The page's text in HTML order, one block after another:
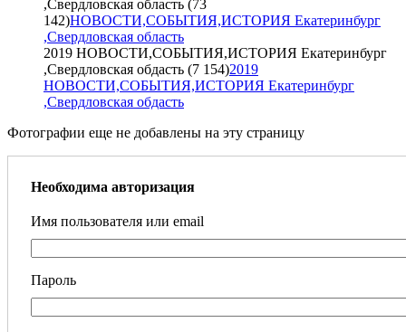
,Свердловская область (73
142)НОВОСТИ,СОБЫТИЯ,ИСТОРИЯ Екатеринбург
,Свердловская область
2019 НОВОСТИ,СОБЫТИЯ,ИСТОРИЯ Екатеринбург
,Свердловская обдасть (7 154)2019
НОВОСТИ,СОБЫТИЯ,ИСТОРИЯ Екатеринбург
,Свердловская обдасть
Фотографии еще не добавлены на эту страницу
Необходима авторизация
Имя пользователя или email
Пароль